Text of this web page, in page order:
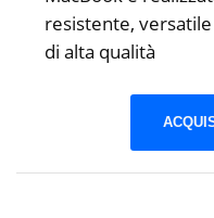
resistente,
di alta qualità